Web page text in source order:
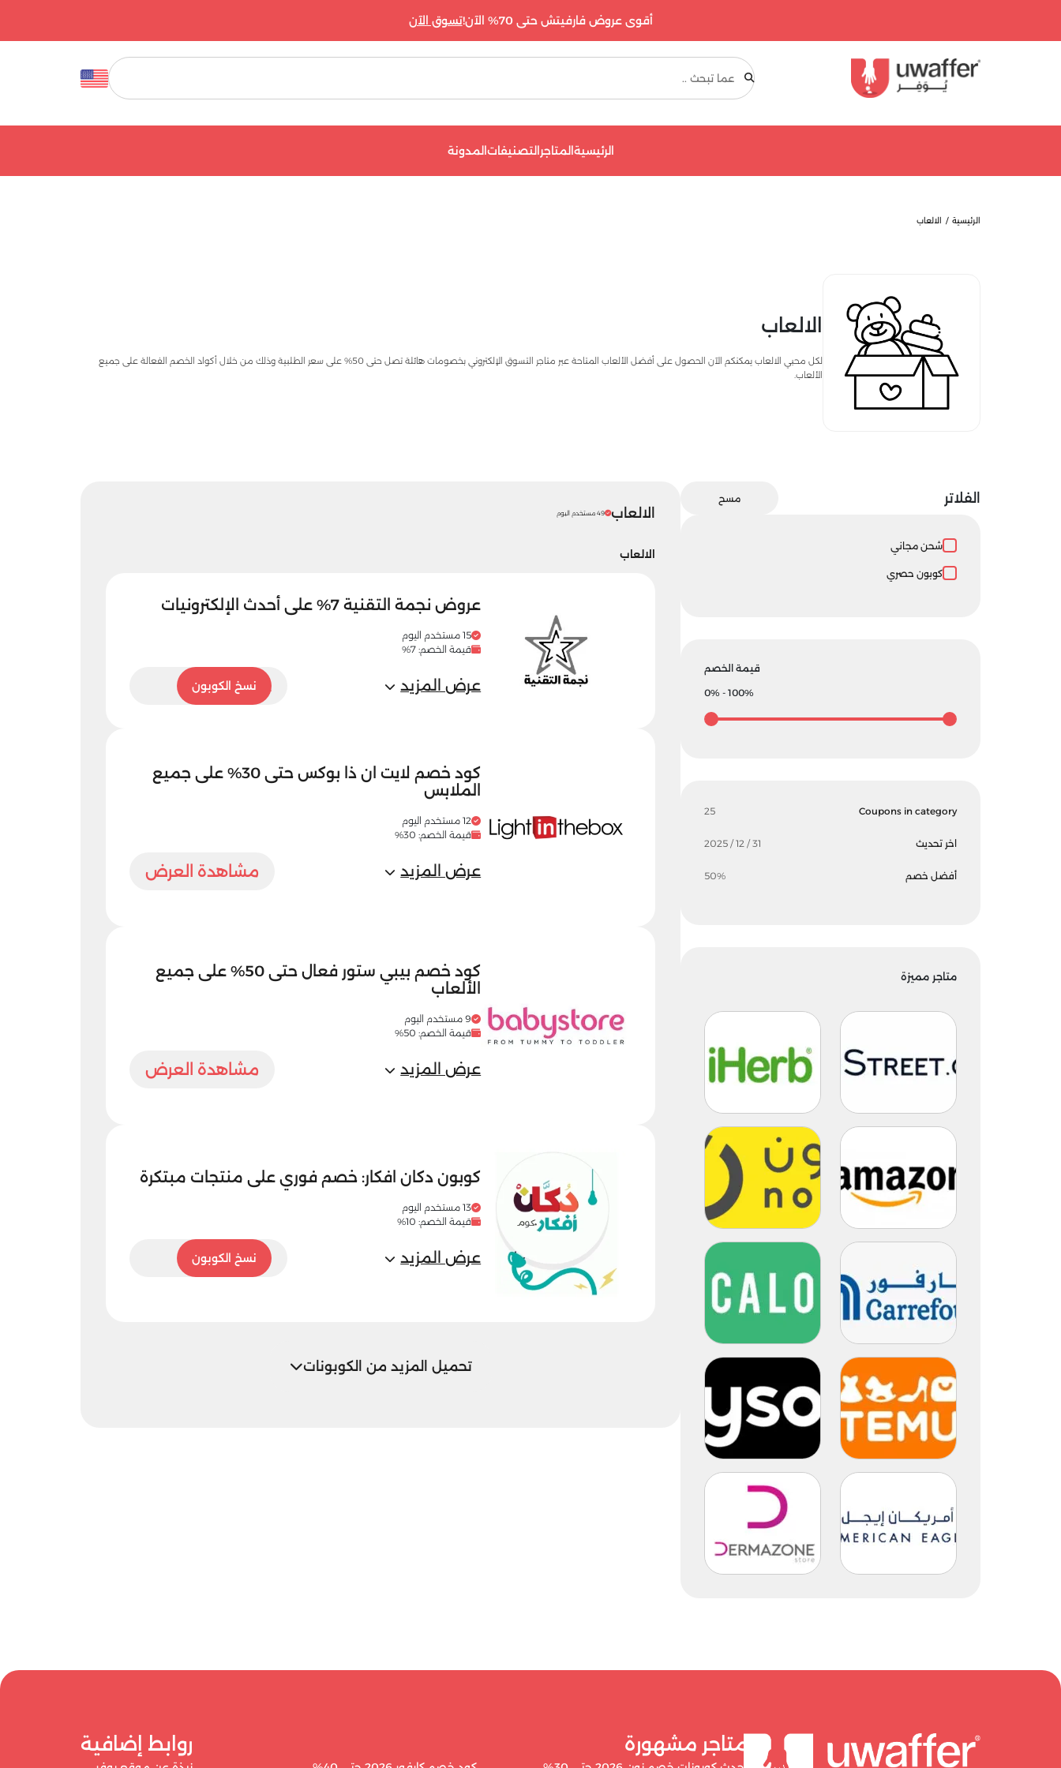
أقوى عروض فارفيتش حتى 70% الآن! تسوق الآن
بحث
الرئيسيةالمتاجرالتصنيفاتالمدونة
الرئيسية الالعاب
الالعاب
لكل محبي الالعاب يمكنكم الآن الحصول على أفضل الألعاب المتاحة عبر متاجر التسوق الإلكتروني بخصومات هائلة تصل حتى 50% على سعر الطلبية وذلك من خلال أكواد الخصم الفعالة على جميع
الألعاب.
الفلاتر مسح
شحن مجاني
كوبون حصري
قيمة الخصم
0% - 100%
Coupons in category
25
اخر تحديث 31 / 12 / 2025
أفضل خصم 50%
متاجر مميزة
الالعاب 49 مستخدم اليوم
الالعاب
عروض نجمة التقنية 7% على أحدث الإلكترونيات
15 مستخدم اليوم
قيمة الخصم: 7%
عرض المزيد LAنسخ الكوبون
كود خصم لايت ان ذا بوكس حتى 30% على جميع
الملابس
12 مستخدم اليوم
قيمة الخصم: 30%
عرض المزيد مشاهدة العرض
كود خصم بيبي ستور فعال حتى 50% على جميع
الألعاب
9 مستخدم اليوم
قيمة الخصم: 50%
عرض المزيد مشاهدة العرض
كوبون دكان افكار: خصم فوري على منتجات مبتكرة
13 مستخدم اليوم
قيمة الخصم: 10%
عرض المزيد DA8نسخ الكوبون
تحميل المزيد من الكوبونات
متاجر مشهورة روابط إضافية